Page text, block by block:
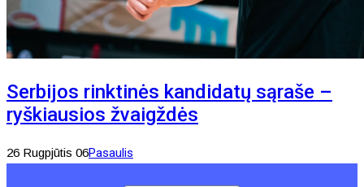
Serbijos rinktinės kandidatų sąraše –
ryškiausios žvaigždės
26 Rugpjūtis 06Pasaulis